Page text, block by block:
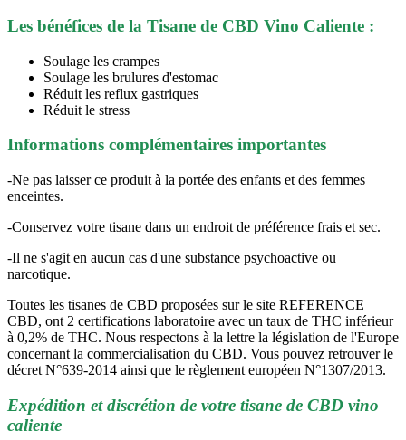
Les bénéfices de la Tisane de CBD Vino Caliente :
Soulage les crampes
Soulage les brulures d'estomac
Réduit les reflux gastriques
Réduit le stress
Informations complémentaires importantes
-Ne pas laisser ce produit à la portée des enfants et des femmes
enceintes.
-Conservez votre tisane dans un endroit de préférence frais et sec.
-Il ne s'agit en aucun cas d'une substance psychoactive ou
narcotique.
Toutes les tisanes de CBD proposées sur le site REFERENCE
CBD, ont 2 certifications laboratoire avec un taux de THC inférieur
à 0,2% de THC. Nous respectons à la lettre la législation de l'Europe
concernant la commercialisation du CBD. Vous pouvez retrouver le
décret N°639-2014 ainsi que le règlement européen N°1307/2013.
Expédition et discrétion de votre tisane de CBD vino
caliente